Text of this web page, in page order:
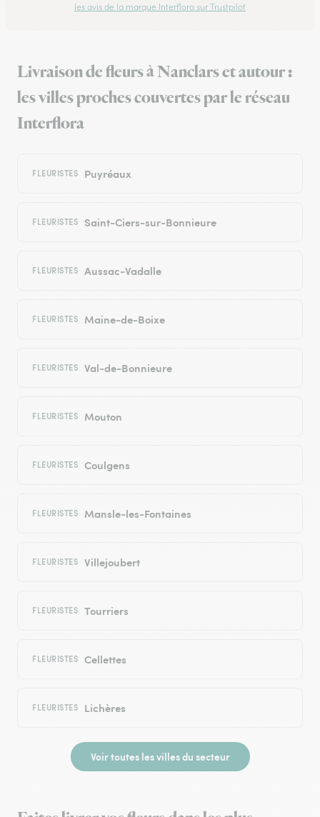
les avis de la marque Interflora sur Trustpilot
Livraison de fleurs à Nanclars et autour :
les villes proches couvertes par le réseau
Interflora
FLEURISTES Puyréaux
FLEURISTES Saint-Ciers-sur-Bonnieure
FLEURISTES Aussac-Vadalle
FLEURISTES Maine-de-Boixe
FLEURISTES Val-de-Bonnieure
FLEURISTES Mouton
FLEURISTES Coulgens
FLEURISTES Mansle-les-Fontaines
FLEURISTES Villejoubert
FLEURISTES Tourriers
FLEURISTES Cellettes
FLEURISTES Lichères
Voir toutes les villes du secteur